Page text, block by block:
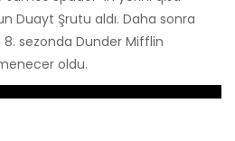
Duayt Şrutu aldı. Daha sonra
sezonda Dunder Mifflin
oldu.